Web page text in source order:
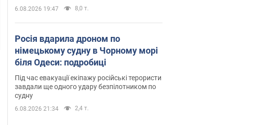
6.08.2026 19:47 8,0 т.
Росія вдарила дроном по
німецькому судну в Чорному морі
біля Одеси: подробиці
Під час евакуації екіпажу російські терористи
завдали ще одного удару безпілотником по
судну
6.08.2026 21:34 2,4 т.